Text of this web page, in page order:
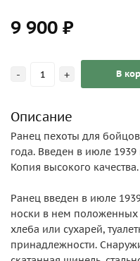
9 900 ₽
- + В
Описание
Ранец пехоты для
года. Введен в июле 1939
Копия высокого качества.
Ранец введен в июле
носки в нем положенных
хлеба или сухарей,
принадлежности.